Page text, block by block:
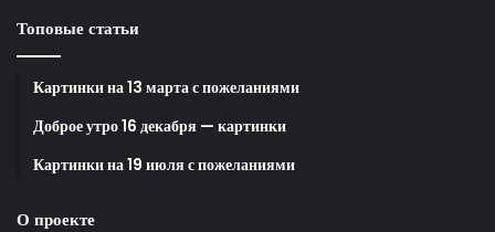
HTML-код для вставки на сайт и блог:
BB-код для вставки на форум:
Ссылка на изображение:
Топовые статьи
Картинки на 13 марта с пожеланиями
Доброе утро 16 декабря — картинки
Картинки на 19 июля с пожеланиями
О проекте